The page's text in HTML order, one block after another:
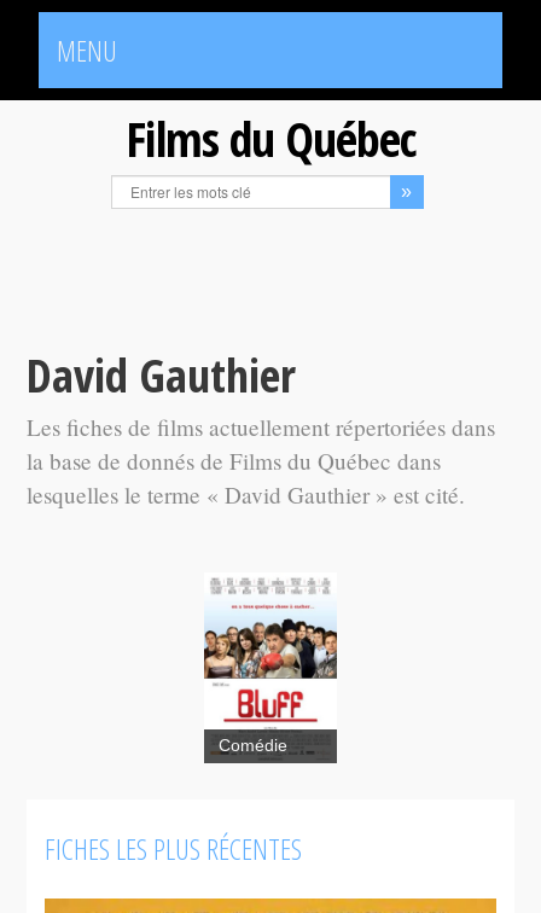
MENU
Films du Québec
David Gauthier
Les fiches de films actuellement répertoriées dans
la base de donnés de Films du Québec dans
lesquelles le terme « David Gauthier » est cité.
Bluff
Comédie
FICHES LES PLUS RÉCENTES